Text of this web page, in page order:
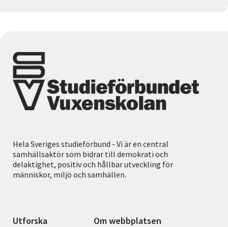
Hela Sveriges studieförbund - Vi är en central
samhällsaktör som bidrar till demokrati och
delaktighet, positiv och hållbar utveckling för
människor, miljö och samhällen.
Utforska Om webbplatsen